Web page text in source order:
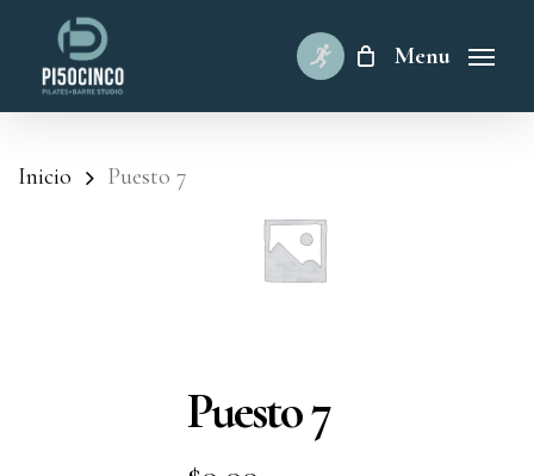
content
Menu
Inicio Puesto 7
Puesto 7